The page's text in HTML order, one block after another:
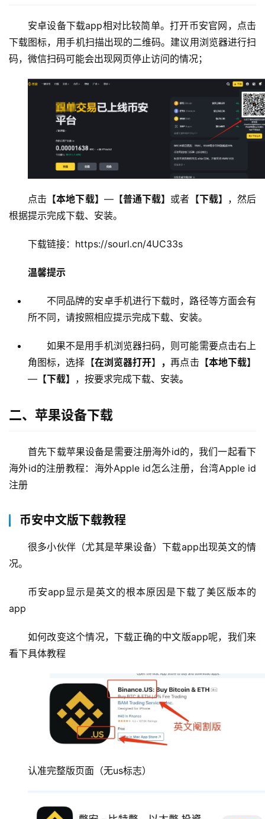
安卓设备下载app相对比较简单。打开币安官网，点击
下载图标，用手机扫描出现的二维码。建议用浏览器进行扫
码，微信扫码可能会出现网页停止访问的情况；
点击 【本地下载】 —【普通下载】 或者 【下载】 ，然后
根据提示完成下载、安装。
下载链接：https://sourl.cn/4UC33s
温馨提示
不同品牌的安卓手机进行下载时，路径等方面会有
所不同，请按照相应提示完成下载、安装。
如果不是用手机浏览器扫码，则可能需要点击右上
角图标，选择【在浏览器打开】 ，再点击 【本地下载】
— 【下载】 ，按要求完成下载、安装。
二、苹果设备下载
首先下载苹果设备是需要注册海外id的，我们一起看下
海外id的注册教程：海外Apple id怎么注册，台湾Apple id
注册
币安中文版下载教程
很多小伙伴（尤其是苹果设备）下载app出现英文的情
况。
币安app显示是英文的根本原因是下载了美区版本的
app
如何改变这个情况，下载正确的中文版app呢，我们来
看下具体教程
认准完整版页面（无us标志）